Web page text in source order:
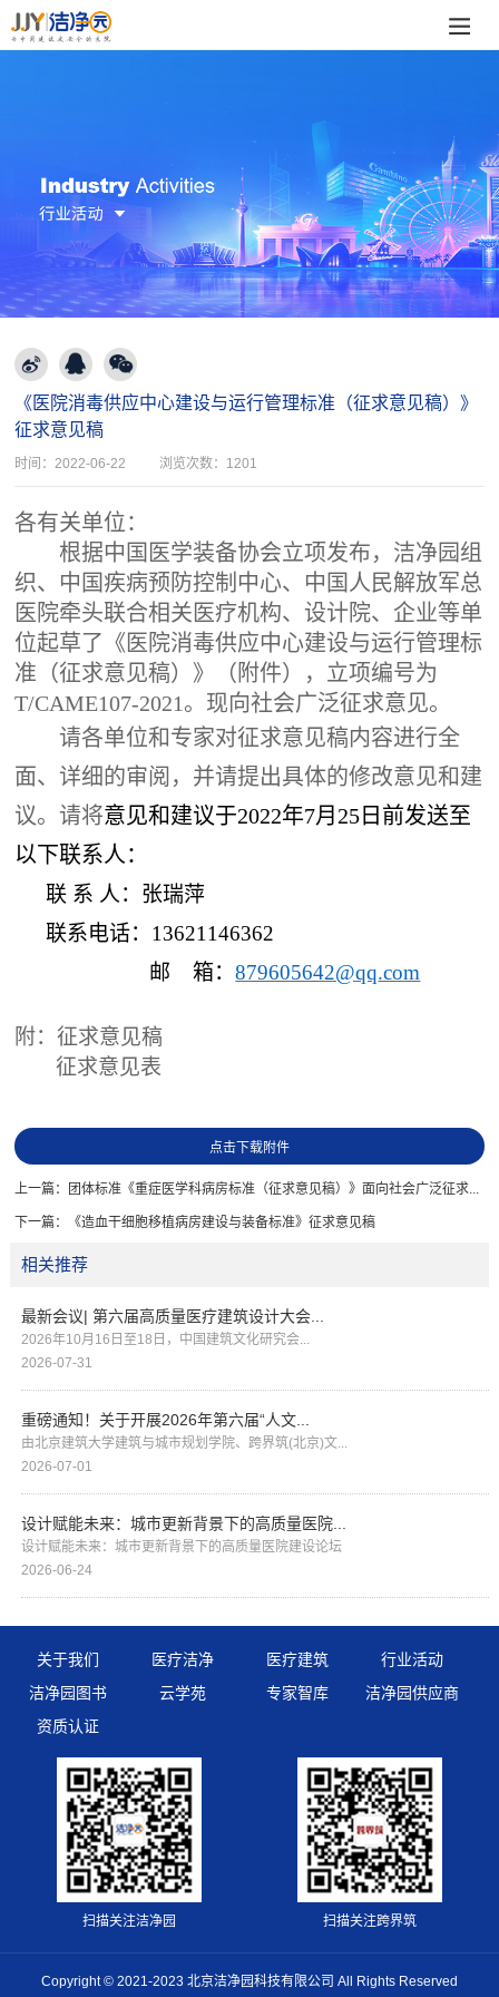
《医院消毒供应中心建设与运行管理标准（征求意见稿）》
征求意见稿
时间： 2022-06-22 浏览次数： 1201
各有关单位：
根据中国医学装备协会立项发布，洁净园组
织、中国疾病预防控制中心、中国人民解放军总
医院牵头联合相关医疗机构、设计院、企业等单
位起草了《医院消毒供应中心建设与运行管理标
准（征求意见稿）》（附件），立项编号为
T/CAME107-2021 。现向社会广泛征求意见。
请各单位和专家对征求意见稿内容进行全
面、详细的审阅，并请提出具体的修改意见和建
议。请将意见和建议于2022年7月 25 日前发送至
以下联系人：
联 系 人： 张瑞萍
联系电话： 1 3621146362
邮
箱：879605642@qq.com
附：征求意见稿
征求意见表
点击下载附件
上一篇： 团体标准《重症医学科病房标准（征求意见稿）》面向社会广泛征求...
下一篇： 《造血干细胞移植病房建设与装备标准》征求意见稿
相关推荐
最新会议| 第六届高质量医疗建筑设计大会...
2026年10月16日至18日，中国建筑文化研究会...
2026-07-31
重磅通知！关于开展2026年第六届“人文...
由北京建筑大学建筑与城市规划学院、跨界筑(北京)文...
2026-07-01
设计赋能未来：城市更新背景下的高质量医院...
设计赋能未来：城市更新背景下的高质量医院建设论坛
2026-06-24
关于我们 医疗洁净 医疗建筑
行业活动
洁净园图书
云学苑 专家智库
洁净园供应商
资质认证
扫描关注洁净园 扫描关注跨界筑
Copyright © 2021-2023 北京洁净园科技有限公司 All Rights Reserved